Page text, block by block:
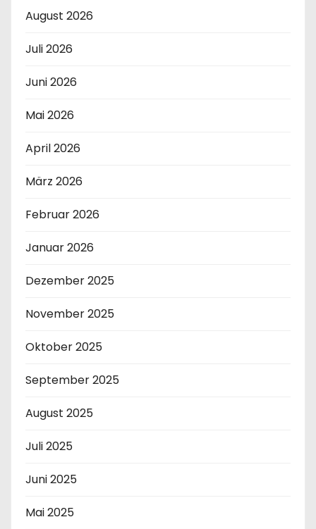
August 2026
Juli 2026
Juni 2026
Mai 2026
April 2026
März 2026
Februar 2026
Januar 2026
Dezember 2025
November 2025
Oktober 2025
September 2025
August 2025
Juli 2025
Juni 2025
Mai 2025